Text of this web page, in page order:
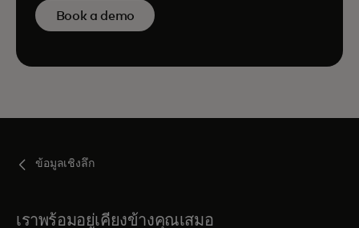
Book a demo
ข้อมูลเชิงลึก
เราพร้อมอยู่เคียงข้างคุณเสมอ